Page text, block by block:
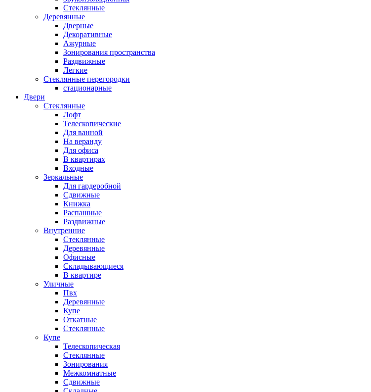
Стеклянные
Деревянные
Дверные
Декоративные
Ажурные
Зонирования пространства
Раздвижные
Легкие
Стеклянные перегородки
стационарные
Двери
Стеклянные
Лофт
Телескопические
Для ванной
На веранду
Для офиса
В квартирах
Входные
Зеркальные
Для гардеробной
Сдвижные
Книжка
Распашные
Раздвижные
Внутренние
Стеклянные
Деревянные
Офисные
Складывающиеся
В квартире
Уличные
Пвх
Деревянные
Купе
Откатные
Стеклянные
Купе
Телескопическая
Стеклянные
Зонирования
Межкомнатные
Сдвижные